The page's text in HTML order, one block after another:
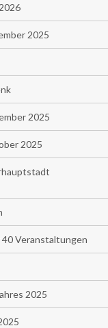
2025
2025
2025
Veranstaltungen
2025